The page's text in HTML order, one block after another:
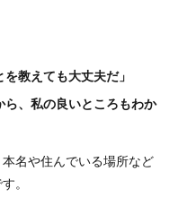
教えても大丈夫だ」
ら、私の良いところもわか
名や住んでいる場所など
。